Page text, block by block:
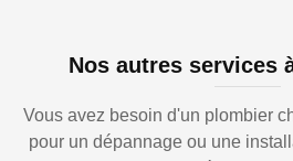
Nos autres services
Vous avez besoin d'un plombier
pour un dépannage ou une